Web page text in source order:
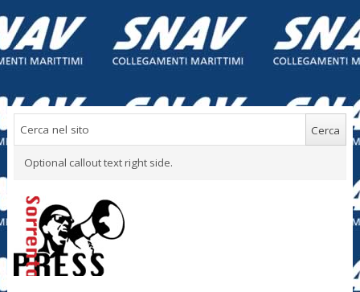
Optional callout text right side.